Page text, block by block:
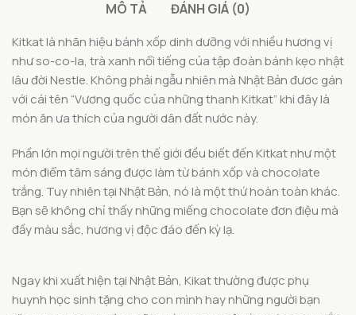
MÔ TẢ ĐÁNH GIÁ (0)
Kitkat là nhãn hiệu bánh xốp dinh dưỡng với nhiều hương vị
như so-co-la, trà xanh nổi tiếng của tập đoàn bánh kẹo nhật
lâu đời Nestle. Không phải ngẫu nhiên mà Nhật Bản đươc gán
với cái tên “Vương quốc của những thanh Kitkat” khi đây là
món ăn ưa thích của người dân đất nước này.
Phần lớn mọi người trên thế giới đều biết đến Kitkat như một
món điểm tâm sáng được làm từ bánh xốp và chocolate
trắng. Tuy nhiên tại Nhật Bản, nó là một thứ hoàn toàn khác.
Bạn sẽ không chỉ thấy những miếng chocolate đơn điệu mà
đầy màu sắc, hương vị độc đáo đến kỳ lạ.
Ngay khi xuất hiện tại Nhật Bản, Kikat thường được phụ
huynh học sinh tặng cho con mình hay những người bạn